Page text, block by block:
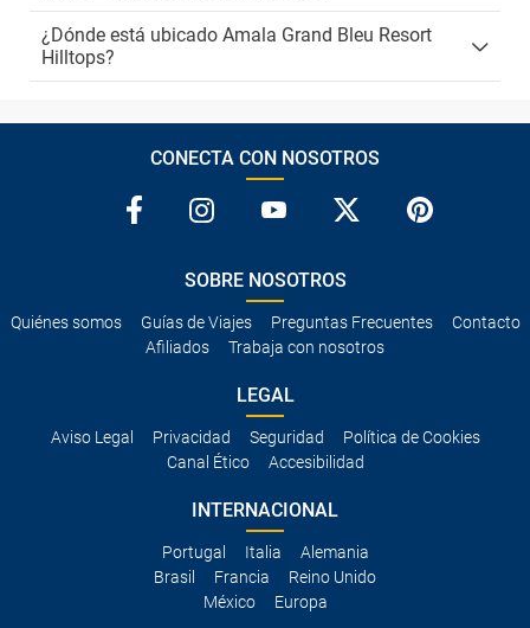
¿Dónde está ubicado Amala Grand Bleu Resort
Hilltops?
CONECTA CON NOSOTROS
SOBRE NOSOTROS
Quiénes somos Guías de Viajes Preguntas Frecuentes
Contacto
Afiliados
Trabaja con nosotros
LEGAL
Aviso Legal Privacidad Seguridad
Política de Cookies
Canal Ético
Accesibilidad
INTERNACIONAL
Portugal Italia
Alemania
Brasil
Francia
Reino Unido
México
Europa